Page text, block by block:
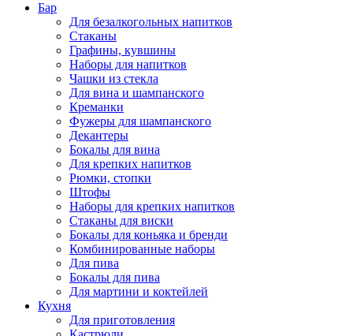
Бар
Для безалкогольных напитков
Стаканы
Графины, кувшины
Наборы для напитков
Чашки из стекла
Для вина и шампанского
Креманки
Фужеры для шампанского
Декантеры
Бокалы для вина
Для крепких напитков
Рюмки, стопки
Штофы
Наборы для крепких напитков
Стаканы для виски
Бокалы для коньяка и бренди
Комбинированные наборы
Для пива
Бокалы для пива
Для мартини и коктейлей
Кухня
Для приготовления